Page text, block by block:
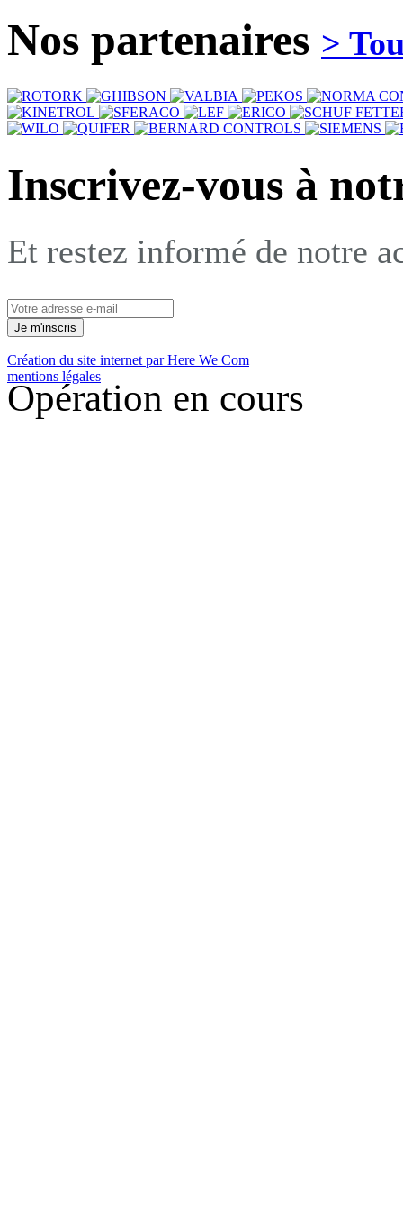
Nos partenaires >
Inscrivez-vous à
Et restez informé de notre
Création du site internet par Here We Com
mentions légales
Opération en cours